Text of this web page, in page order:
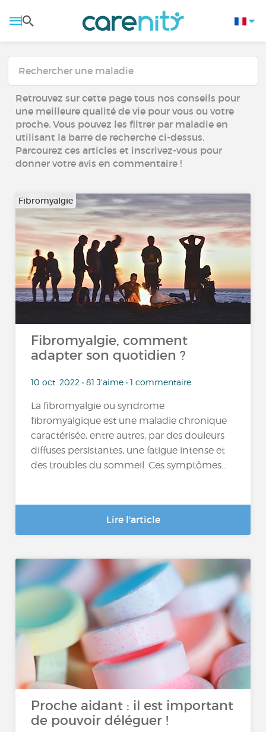
Retrouvez sur cette page tous nos conseils pour
une meilleure qualité de vie pour vous ou votre
proche. Vous pouvez les filtrer par maladie en
utilisant la barre de recherche ci-dessus.
Parcourez ces articles et inscrivez-vous pour
donner votre avis en commentaire !
Fibromyalgie
Fibromyalgie, comment
adapter son quotidien ?
10 oct. 2022 • 81 J'aime • 1 commentaire
La fibromyalgie ou syndrome
fibromyalgique est une maladie chronique
caractérisée, entre autres, par des douleurs
diffuses persistantes, une fatigue intense et
des troubles du sommeil. Ces symptômes...
Lire l'article
Proche aidant : il est important
de pouvoir déléguer !